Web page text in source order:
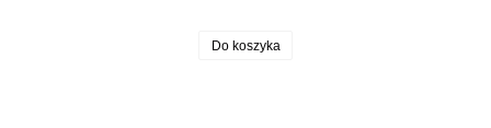
Do koszyka